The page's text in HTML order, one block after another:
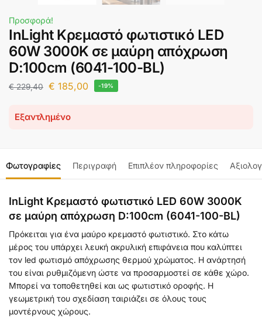
Προσφορά!
InLight Κρεμαστό φωτιστικό LED
60W 3000K σε μαύρη απόχρωση
D:100cm (6041-100-BL)
€229,40 € 185,00 -19%
Εξαντλημένο
Φωτογραφίες Περιγραφή Επιπλέον πληροφορίες
InLight Κρεμαστό φωτιστικό LED 60W 3000K
σε μαύρη απόχρωση D:100cm (6041-100-BL)
Πρόκειται για ένα μαύρο κρεμαστό φωτιστικό. Στο κάτω
μέρος του υπάρχει λευκή ακρυλική επιφάνεια που καλύπτει
τον led φωτισμό απόχρωσης θερμού χρώματος. Η ανάρτησή
του είναι ρυθμιζόμενη ώστε να προσαρμοστεί σε κάθε χώρο.
Μπορεί να τοποθετηθεί και ως φωτιστικό οροφής. Η
γεωμετρική του σχεδίαση ταιριάζει σε όλους τους
μοντέρνους χώρους.